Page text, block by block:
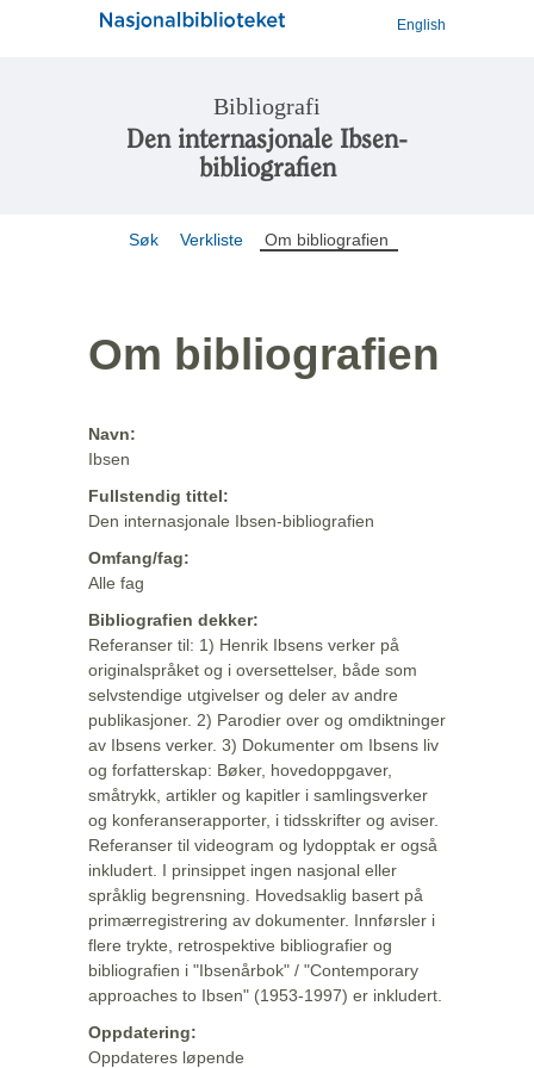
English
Bibliografi
Den internasjonale Ibsen-
bibliografien
Søk Verkliste Om bibliografien
Om bibliografien
Navn:
Ibsen
Fullstendig tittel:
Den internasjonale Ibsen-bibliografien
Omfang/fag:
Alle fag
Bibliografien dekker:
Referanser til: 1) Henrik Ibsens verker på
originalspråket og i oversettelser, både som
selvstendige utgivelser og deler av andre
publikasjoner. 2) Parodier over og omdiktninger
av Ibsens verker. 3) Dokumenter om Ibsens liv
og forfatterskap: Bøker, hovedoppgaver,
småtrykk, artikler og kapitler i samlingsverker
og konferanserapporter, i tidsskrifter og aviser.
Referanser til videogram og lydopptak er også
inkludert. I prinsippet ingen nasjonal eller
språklig begrensning. Hovedsaklig basert på
primærregistrering av dokumenter. Innførsler i
flere trykte, retrospektive bibliografier og
bibliografien i "Ibsenårbok" / "Contemporary
approaches to Ibsen" (1953-1997) er inkludert.
Oppdatering:
Oppdateres løpende